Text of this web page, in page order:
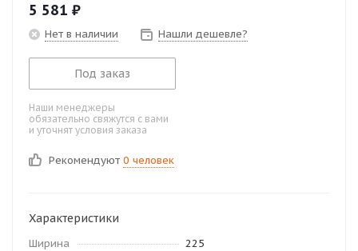
5 581 ₽
Нет в наличии Нашли дешевле?
Под заказ
Наши менеджеры
обязательно свяжутся с вами
и уточнят условия заказа
Рекомендуют 0 человек
Характеристики
Ширина
225